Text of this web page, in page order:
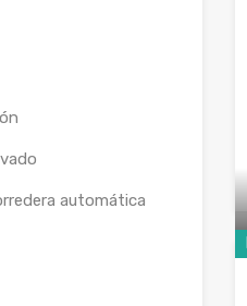
automática